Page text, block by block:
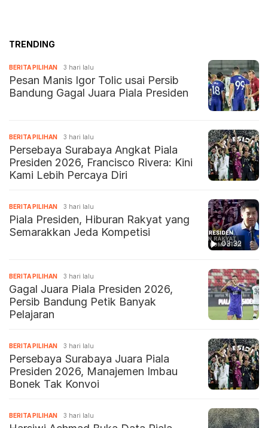
TRENDING
BERITA PILIHAN 3 hari lalu
Pesan Manis Igor Tolic usai Persib
Bandung Gagal Juara Piala Presiden
BERITA PILIHAN 3 hari lalu
Persebaya Surabaya Angkat Piala
Presiden 2026, Francisco Rivera: Kini
Kami Lebih Percaya Diri
03:32
BERITA PILIHAN 3 hari lalu
Piala Presiden, Hiburan Rakyat yang
Semarakkan Jeda Kompetisi
BERITA PILIHAN 3 hari lalu
Gagal Juara Piala Presiden 2026,
Persib Bandung Petik Banyak
Pelajaran
BERITA PILIHAN 3 hari lalu
Persebaya Surabaya Juara Piala
Presiden 2026, Manajemen Imbau
Bonek Tak Konvoi
BERITA PILIHAN 3 hari lalu